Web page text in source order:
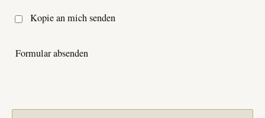
Kopie an mich senden
Formular absenden